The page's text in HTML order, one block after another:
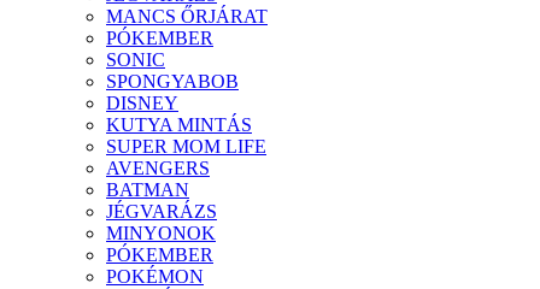
MANCS ŐRJÁRAT
PÓKEMBER
SONIC
SPONGYABOB
DISNEY
KUTYA MINTÁS
SUPER MOM LIFE
AVENGERS
BATMAN
JÉGVARÁZS
MINYONOK
PÓKEMBER
POKÉMON